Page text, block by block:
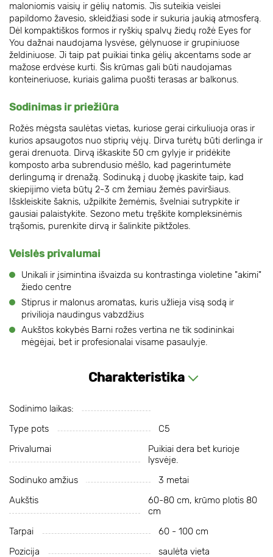
maloniomis vaisių ir gėlių natomis. Jis suteikia veislei
papildomo žavesio, skleidžiasi sode ir sukuria jaukią atmosferą.
Dėl kompaktiškos formos ir ryškių spalvų žiedų rožė Eyes for
You dažnai naudojama lysvėse, gėlynuose ir grupiniuose
želdiniuose. Ji taip pat puikiai tinka gėlių akcentams sode ar
mažose erdvėse kurti. Šis krūmas gali būti naudojamas
konteineriuose, kuriais galima puošti terasas ar balkonus.
Sodinimas ir priežiūra
Rožės mėgsta saulėtas vietas, kuriose gerai cirkuliuoja oras ir
kurios apsaugotos nuo stiprių vėjų. Dirva turėtų būti derlinga ir
gerai drenuota. Dirvą iškaskite 50 cm gylyje ir pridėkite
komposto arba subrendusio mėšlo, kad pagerintumėte
derlingumą ir drenažą. Sodinuką į duobę įkaskite taip, kad
skiepijimo vieta būtų 2-3 cm žemiau žemės paviršiaus.
Išskleiskite šaknis, užpilkite žemėmis, švelniai sutrypkite ir
gausiai palaistykite. Sezono metu tręškite kompleksinėmis
trąšomis, purenkite dirvą ir šalinkite piktžoles.
Veislės privalumai
Unikali ir įsimintina išvaizda su kontrastinga violetine "akimi"
žiedo centre
Stiprus ir malonus aromatas, kuris užlieja visą sodą ir
privilioja naudingus vabzdžius
Aukštos kokybės Barni rožes vertina ne tik sodininkai
mėgėjai, bet ir profesionalai visame pasaulyje.
Charakteristika
Sodinimo laikas:
Type pots
C5
Privalumai
Puikiai dera bet kurioje
lysvėje.
Sodinuko amžius
3 metai
Aukštis
60-80 cm, krūmo plotis 80
cm
Tarpai
60 - 100 cm
Pozicija
saulėta vieta